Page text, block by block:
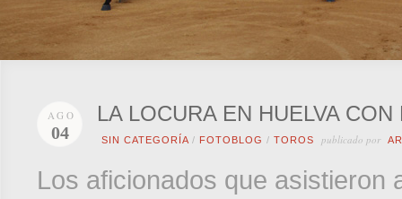
AGO
04
LA LOCURA EN HUELVA
SIN CATEGORÍA / FOTOBLOG / TOROS publicado por
Los aficionados que asistieron